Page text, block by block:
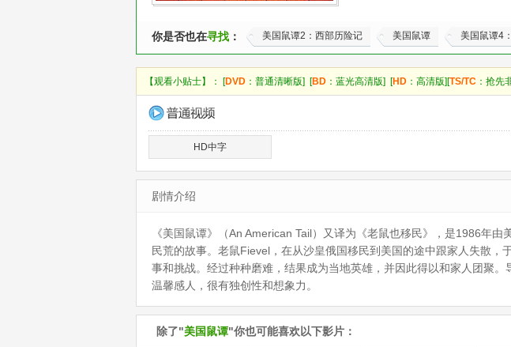
你是否也在寻找 ： 美国鼠谭2：西部历险记 美国鼠谭 美国鼠谭4
【观看小贴士】： [DVD ：普通清晰版] [BD ：蓝光高清版] [HD ：高清版][TS/TC ：抢先
HD中字
剧情介绍
《美国鼠谭》（An American Tail）又译为《老鼠也移民》，是1986年
民荒的故事。老鼠Fievel，在从沙皇俄国移民到美国的途中跟家人失散
事和挑战。经过种种磨难，结果成为当地英雄，并因此得以和家人团聚
温馨感人，很有独创性和想象力。
除了"美国鼠谭"你也可能喜欢以下影片：